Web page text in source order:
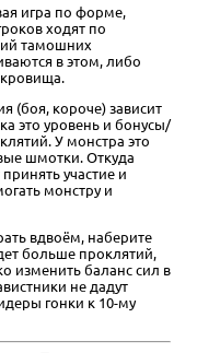
игра по форме,
ходят по
тамошних
в этом, либо
(боя, короче) зависит
это уровень и бонусы/
У монстра это
шмотки. Откуда
участие и
монстру и
вдвоём, наберите
больше проклятий,
изменить баланс сил в
не дадут
гонки к 10-му